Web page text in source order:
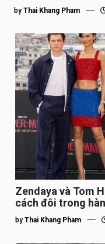
by Thai Khang Pham
Zendaya và Tom
cách đôi trong
by Thai Khang Pham